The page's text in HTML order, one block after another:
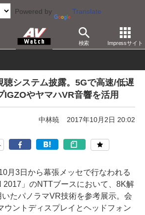
Powered by Translate
検索 Impressサイト
CEATEC JAPAN 2017
聴システム披露。5Gで高速/低遅
IGZOやヤマハVR音響を活用
中林暁 2017年10月2日 20:02
月3日から幕張メッセで行なわれる
2017」のNTTブースにおいて、8K解
たパノラマVR技術を参考展示。会
ウントディスプレイとヘッドフォン